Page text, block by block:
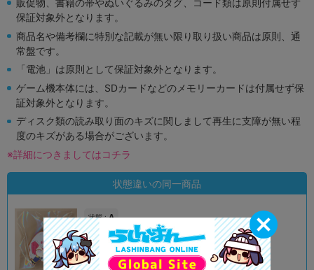
販促物、書籍の帯やぬいぐるみのタグ、コード類は原則付属せず
保証対象外となります。
商品名や備考欄に特別な記載が無い限り取り扱い商品は原則、通
常盤です。
「電池」は原則として保証対象外となります。
ゲーム機本体には、SDカードなどのメモリーカードは付属せず保
証対象外となります。
ディスク類の読み取り面のキズに関しまして再生に支障が無い程
度のキズがある場合がございます。
※詳細につきましてはコチラ
状態違いの同一商品
状態 :A
オンライン